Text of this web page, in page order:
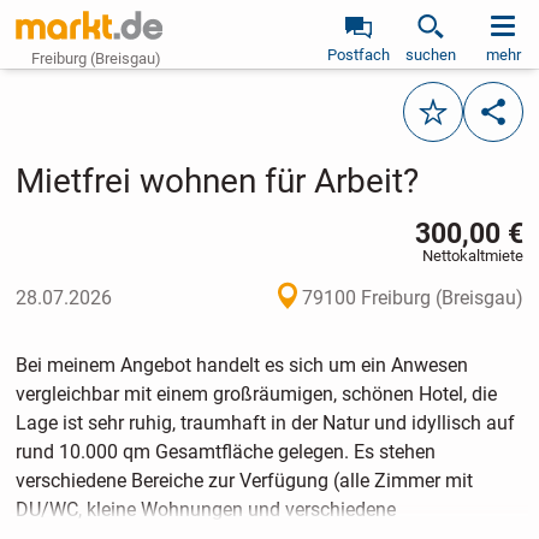
Freiburg (Breisgau) Postfach suchen mehr
Merken
Mietfrei wohnen für Arbeit?
300,00 €
Nettokaltmiete
28.07.2026 79100 Freiburg (Breisgau)
Bei meinem Angebot handelt es sich um ein Anwesen
vergleichbar mit einem großräumigen, schönen Hotel, die
Lage ist sehr ruhig, traumhaft in der Natur und idyllisch auf
rund 10.000 qm Gesamtfläche gelegen. Es stehen
verschiedene Bereiche zur Verfügung (alle Zimmer mit
DU/WC, kleine Wohnungen und verschiedene